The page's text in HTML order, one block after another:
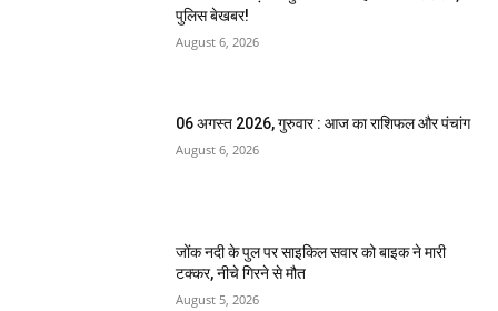
पुलिस बेखबर!
August 6, 2026
06 अगस्त 2026, गुरुवार : आज का राशिफल और पंचांग
August 6, 2026
जोंक नदी के पुल पर साइकिल सवार को बाइक ने मारी
टक्कर, नीचे गिरने से मौत
August 5, 2026